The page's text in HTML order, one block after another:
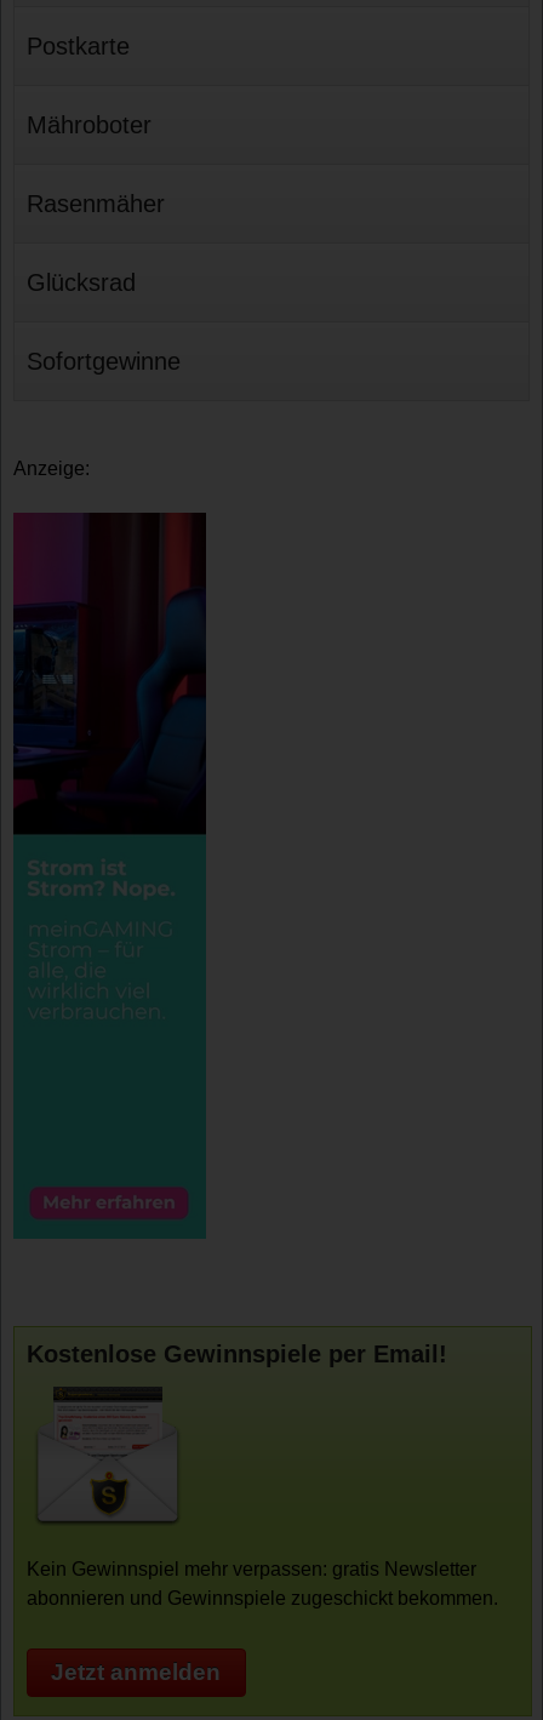
Postkarte
Mähroboter
Rasenmäher
Glücksrad
Sofortgewinne
Anzeige:
Kostenlose Gewinnspiele per Email!
Kein Gewinnspiel mehr verpassen: gratis Newsletter
abonnieren und Gewinnspiele zugeschickt bekommen.
Jetzt anmelden